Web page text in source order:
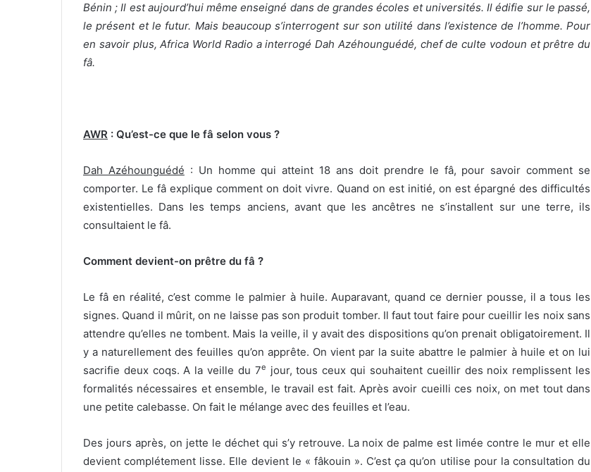
Bénin ; Il est aujourd’hui même enseigné dans de grandes écoles et universités. Il édifie sur le passé,
le présent et le futur. Mais beaucoup s’interrogent sur son utilité dans l’existence de l’homme. Pour
en savoir plus, Africa World Radio a interrogé Dah Azéhounguédé, chef de culte vodoun et prêtre du
fâ.
AWR : Qu’est-ce que le fâ selon vous ?
Dah Azéhounguédé : Un homme qui atteint 18 ans doit prendre le fâ, pour savoir comment se
comporter. Le fâ explique comment on doit vivre. Quand on est initié, on est épargné des difficultés
existentielles. Dans les temps anciens, avant que les ancêtres ne s’installent sur une terre, ils
consultaient le fâ.
Comment devient-on prêtre du fâ ?
Le fâ en réalité, c’est comme le palmier à huile. Auparavant, quand ce dernier pousse, il a tous les
signes. Quand il mûrit, on ne laisse pas son produit tomber. Il faut tout faire pour cueillir les noix sans
attendre qu’elles ne tombent. Mais la veille, il y avait des dispositions qu’on prenait obligatoirement. Il
y a naturellement des feuilles qu’on apprête. On vient par la suite abattre le palmier à huile et on lui
sacrifie deux coqs. A la veille du 7e jour, tous ceux qui souhaitent cueillir des noix remplissent les
formalités nécessaires et ensemble, le travail est fait. Après avoir cueilli ces noix, on met tout dans
une petite calebasse. On fait le mélange avec des feuilles et l’eau.
Des jours après, on jette le déchet qui s’y retrouve. La noix de palme est limée contre le mur et elle
devient complétement lisse. Elle devient le « fâkouin ». C’est ça qu’on utilise pour la consultation du